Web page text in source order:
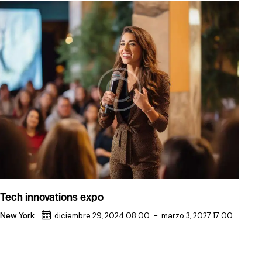
Tech innovations expo
New York diciembre 29, 2024 08:00 - marzo 3, 2027 17:00